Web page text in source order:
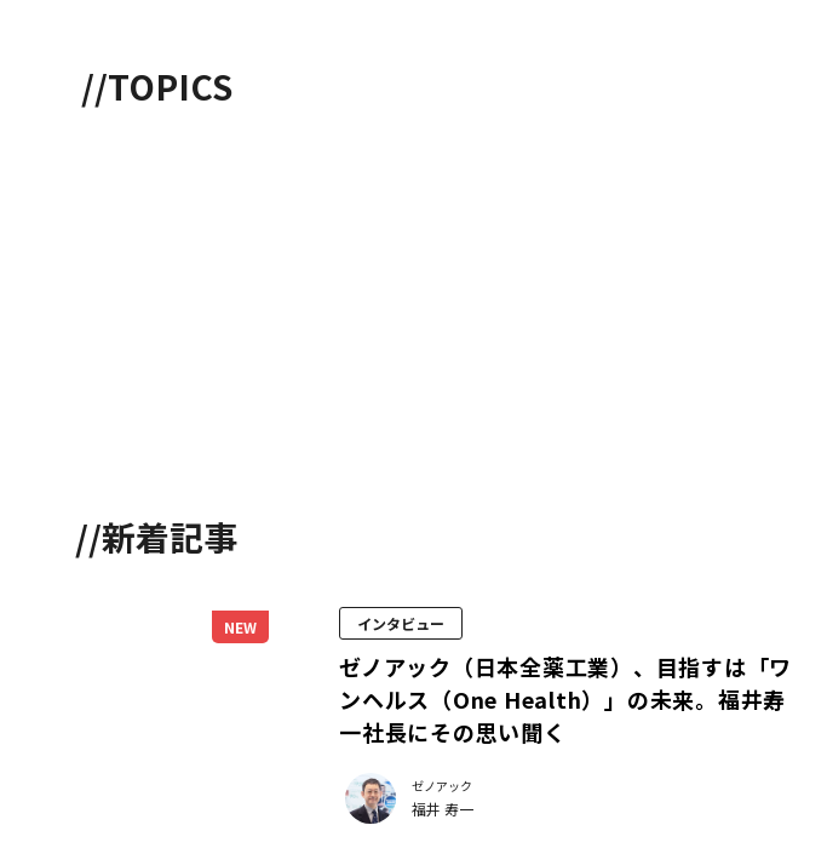
//TOPICS
//新着記事
NEW インタビュー
ゼノアック（日本全薬工業）、目指すは「ワ
ンヘルス（One Health）」の未来。福井寿
一社長にその思い聞く
ゼノアック
福井 寿一